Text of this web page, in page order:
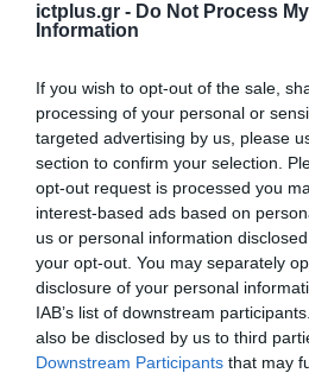
ictplus.gr - Do Not Process
Information
If you wish to opt-out of the sale,
processing of your personal or
targeted advertising by us, please
section to confirm your selection.
opt-out request is processed you
interest-based ads based on
us or personal information
your opt-out. You may separately
disclosure of your personal
IAB’s list of downstream
also be disclosed by us to third
Downstream Participants that may